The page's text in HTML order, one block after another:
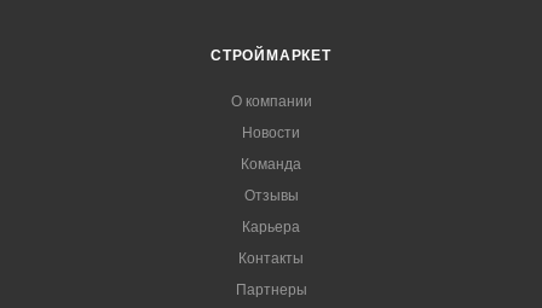
СТРОЙМАРКЕТ
О компании
Новости
Команда
Отзывы
Карьера
Контакты
Партнеры